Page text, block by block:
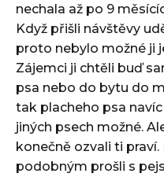
nechala až po 9
Když přišli návštěvy
proto nebylo možné ji
Zájemci ji chtěli buď
psa nebo do bytu do
tak placheho psa
jiných psech možné.
konečně ozvali ti praví.
podobným prošli s